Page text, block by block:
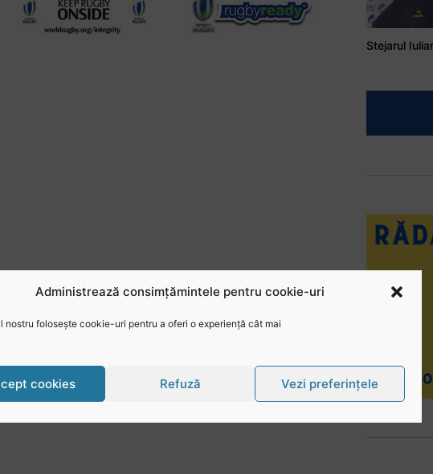
Administrează consimțămintele pentru cookie-uri
nostru folosește cookie-uri pentru a oferi o experiență cât mai
cookies Refuză Vezi preferințele